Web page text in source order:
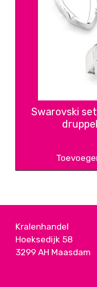
Swarovski
Kralenhandel
Hoeksedijk 58
3299 AH Maasdam